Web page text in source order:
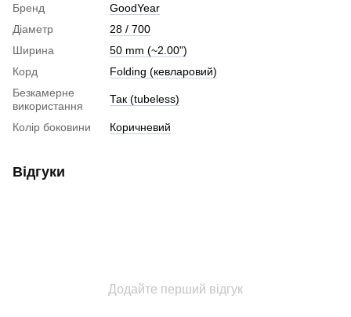
Бренд
GoodYear
Діаметр
28 / 700
Ширина
50 mm (~2.00")
Корд
Folding (кевларовий)
Безкамерне
використання
Так (tubeless)
Колір боковини Коричневий
Відгуки
Додайте перший відгук